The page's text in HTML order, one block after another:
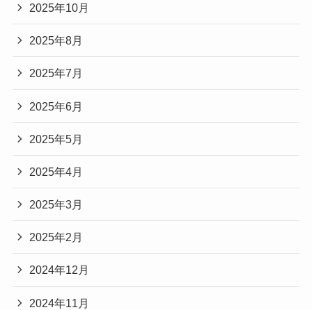
2025年10月
2025年8月
2025年7月
2025年6月
2025年5月
2025年4月
2025年3月
2025年2月
2024年12月
2024年11月